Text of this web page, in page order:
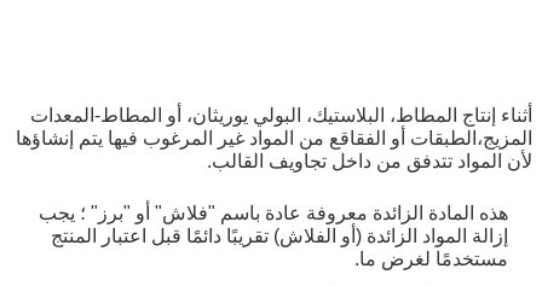
أثناء إنتاج المطاط، البلاستيك، البولي يوريثان، أو المطاط-المعدات
المزيج،الطبقات أو الفقاقع من المواد غير المرغوب فيها يتم إنشاؤها
لأن المواد تتدفق من داخل تجاويف القالب.
هذه المادة الزائدة معروفة عادة باسم "فلاش" أو "برز" ؛ يجب
إزالة المواد الزائدة (أو الفلاش) تقريبًا دائمًا قبل اعتبار المنتج
مستخدمًا لغرض ما.